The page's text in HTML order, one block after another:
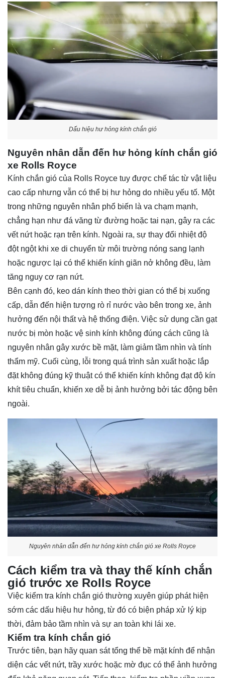
Dấu hiệu hư hỏng kính chắn gió
Nguyên nhân dẫn đến hư hỏng kính chắn gió
xe Rolls Royce
Kính chắn gió của Rolls Royce tuy được chế tác từ vật liệu
cao cấp nhưng vẫn có thể bị hư hỏng do nhiều yếu tố. Một
trong những nguyên nhân phổ biến là va chạm mạnh,
chẳng hạn như đá văng từ đường hoặc tai nạn, gây ra các
vết nứt hoặc rạn trên kính. Ngoài ra, sự thay đổi nhiệt độ
đột ngột khi xe di chuyển từ môi trường nóng sang lạnh
hoặc ngược lại có thể khiến kính giãn nở không đều, làm
tăng nguy cơ rạn nứt.
Bên cạnh đó, keo dán kính theo thời gian có thể bị xuống
cấp, dẫn đến hiện tượng rò rỉ nước vào bên trong xe, ảnh
hưởng đến nội thất và hệ thống điện. Việc sử dụng cần gạt
nước bị mòn hoặc vệ sinh kính không đúng cách cũng là
nguyên nhân gây xước bề mặt, làm giảm tầm nhìn và tính
thẩm mỹ. Cuối cùng, lỗi trong quá trình sản xuất hoặc lắp
đặt không đúng kỹ thuật có thể khiến kính không đạt độ kín
khít tiêu chuẩn, khiến xe dễ bị ảnh hưởng bởi tác động bên
ngoài.
Nguyên nhân dẫn đến hư hỏng kính chắn gió xe Rolls Royce
Cách kiểm tra và thay thế kính chắn
gió trước xe Rolls Royce
Việc kiểm tra kính chắn gió thường xuyên giúp phát hiện
sớm các dấu hiệu hư hỏng, từ đó có biện pháp xử lý kịp
thời, đảm bảo tầm nhìn và sự an toàn khi lái xe.
Kiểm tra kính chắn gió
Trước tiên, bạn hãy quan sát tổng thể bề mặt kính để nhận
diện các vết nứt, trầy xước hoặc mờ đục có thể ảnh hưởng